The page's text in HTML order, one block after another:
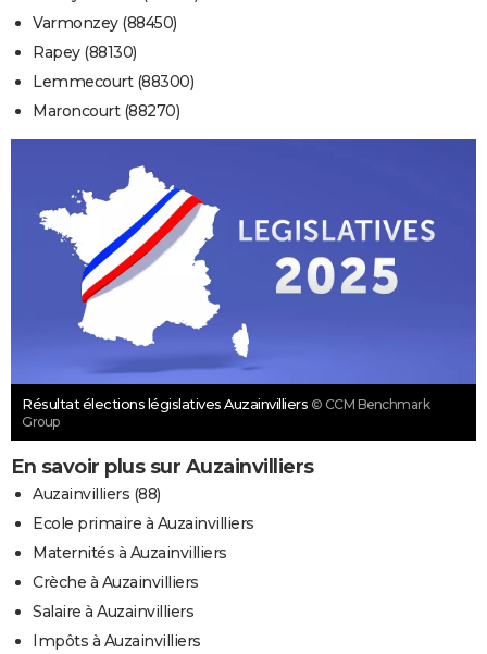
Varmonzey (88450)
Rapey (88130)
Lemmecourt (88300)
Maroncourt (88270)
Résultat élections législatives Auzainvilliers © CCM Benchmark
Group
En savoir plus sur Auzainvilliers
Auzainvilliers (88)
Ecole primaire à Auzainvilliers
Maternités à Auzainvilliers
Crèche à Auzainvilliers
Salaire à Auzainvilliers
Impôts à Auzainvilliers